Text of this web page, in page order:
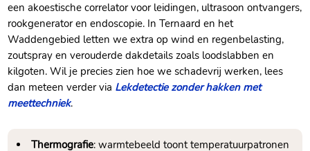
een akoestische correlator voor leidingen, ultrasoon ontvangers,
rookgenerator en endoscopie. In Ternaard en het
Waddengebied letten we extra op wind en regenbelasting,
zoutspray en verouderde dakdetails zoals loodslabben en
kilgoten. Wil je precies zien hoe we schadevrij werken, lees
dan meteen verder via Lekdetectie zonder hakken met
meettechniek.
Thermografie: warmtebeeld toont temperatuurpatronen